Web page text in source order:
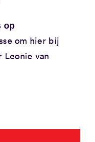
op
om hier bij
Leonie van